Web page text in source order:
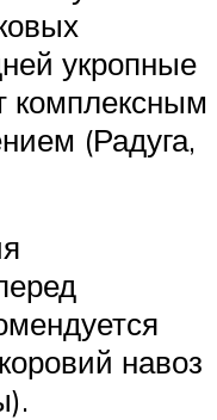
укропные
комплексным
(Радуга,
навоз